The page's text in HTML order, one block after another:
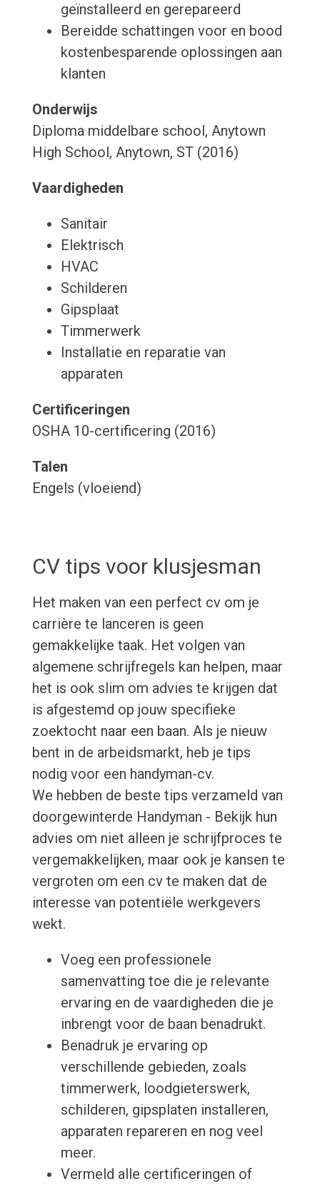
geïnstalleerd en gerepareerd
Bereidde schattingen voor en bood
kostenbesparende oplossingen aan
klanten
Onderwijs
Diploma middelbare school, Anytown
High School, Anytown, ST (2016)
Vaardigheden
Sanitair
Elektrisch
HVAC
Schilderen
Gipsplaat
Timmerwerk
Installatie en reparatie van
apparaten
Certificeringen
OSHA 10-certificering (2016)
Talen
Engels (vloeiend)
CV tips voor klusjesman
Het maken van een perfect cv om je
carrière te lanceren is geen
gemakkelijke taak. Het volgen van
algemene schrijfregels kan helpen, maar
het is ook slim om advies te krijgen dat
is afgestemd op jouw specifieke
zoektocht naar een baan. Als je nieuw
bent in de arbeidsmarkt, heb je tips
nodig voor een handyman-cv.
We hebben de beste tips verzameld van
doorgewinterde Handyman - Bekijk hun
advies om niet alleen je schrijfproces te
vergemakkelijken, maar ook je kansen te
vergroten om een cv te maken dat de
interesse van potentiële werkgevers
wekt.
Voeg een professionele
samenvatting toe die je relevante
ervaring en de vaardigheden die je
inbrengt voor de baan benadrukt.
Benadruk je ervaring op
verschillende gebieden, zoals
timmerwerk, loodgieterswerk,
schilderen, gipsplaten installeren,
apparaten repareren en nog veel
meer.
Vermeld alle certificeringen of